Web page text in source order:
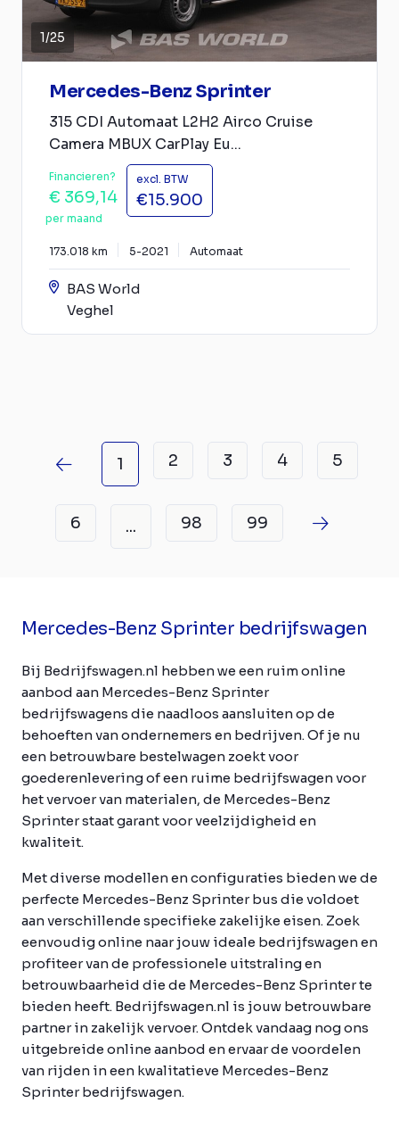
1/25
Mercedes-Benz Sprinter
315 CDI Automaat L2H2 Airco Cruise
Camera MBUX CarPlay Eu...
Financieren?
€ 369,14
per maand
excl. BTW
€15.900
173.018 km 5-2021 Automaat
BAS World
Veghel
1 2 3 4 5
6 ... 98 99
Mercedes-Benz Sprinter bedrijfswagen
Bij Bedrijfswagen.nl hebben we een ruim online
aanbod aan Mercedes-Benz Sprinter
bedrijfswagens die naadloos aansluiten op de
behoeften van ondernemers en bedrijven. Of je nu
een betrouwbare bestelwagen zoekt voor
goederenlevering of een ruime bedrijfswagen voor
het vervoer van materialen, de Mercedes-Benz
Sprinter staat garant voor veelzijdigheid en
kwaliteit.
Met diverse modellen en configuraties bieden we de
perfecte Mercedes-Benz Sprinter bus die voldoet
aan verschillende specifieke zakelijke eisen. Zoek
eenvoudig online naar jouw ideale bedrijfswagen en
profiteer van de professionele uitstraling en
betrouwbaarheid die de Mercedes-Benz Sprinter te
bieden heeft. Bedrijfswagen.nl is jouw betrouwbare
partner in zakelijk vervoer. Ontdek vandaag nog ons
uitgebreide online aanbod en ervaar de voordelen
van rijden in een kwalitatieve Mercedes-Benz
Sprinter bedrijfswagen.